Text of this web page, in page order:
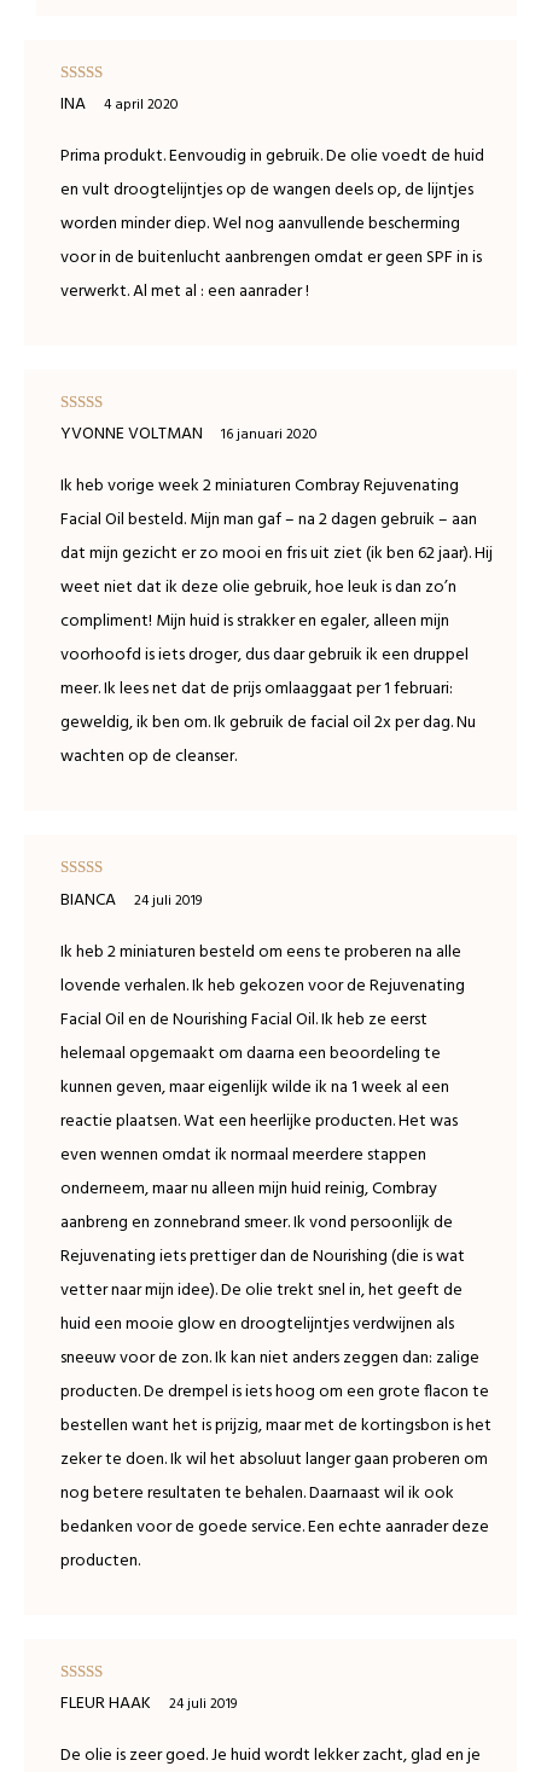
Waardering
5 uit 5
INA 4 april 2020
Prima produkt. Eenvoudig in gebruik. De olie voedt de huid
en vult droogtelijntjes op de wangen deels op, de lijntjes
worden minder diep. Wel nog aanvullende bescherming
voor in de buitenlucht aanbrengen omdat er geen SPF in is
verwerkt. Al met al : een aanrader !
Waardering
5 uit 5
YVONNE VOLTMAN 16 januari 2020
Ik heb vorige week 2 miniaturen Combray Rejuvenating
Facial Oil besteld. Mijn man gaf – na 2 dagen gebruik – aan
dat mijn gezicht er zo mooi en fris uit ziet (ik ben 62 jaar). Hij
weet niet dat ik deze olie gebruik, hoe leuk is dan zo’n
compliment! Mijn huid is strakker en egaler, alleen mijn
voorhoofd is iets droger, dus daar gebruik ik een druppel
meer. Ik lees net dat de prijs omlaaggaat per 1 februari:
geweldig, ik ben om. Ik gebruik de facial oil 2x per dag. Nu
wachten op de cleanser.
Waardering
5uit 5
BIANCA 24 juli 2019
Ik heb 2 miniaturen besteld om eens te proberen na alle
lovende verhalen. Ik heb gekozen voor de Rejuvenating
Facial Oil en de Nourishing Facial Oil. Ik heb ze eerst
helemaal opgemaakt om daarna een beoordeling te
kunnen geven, maar eigenlijk wilde ik na 1 week al een
reactie plaatsen. Wat een heerlijke producten. Het was
even wennen omdat ik normaal meerdere stappen
onderneem, maar nu alleen mijn huid reinig, Combray
aanbreng en zonnebrand smeer. Ik vond persoonlijk de
Rejuvenating iets prettiger dan de Nourishing (die is wat
vetter naar mijn idee). De olie trekt snel in, het geeft de
huid een mooie glow en droogtelijntjes verdwijnen als
sneeuw voor de zon. Ik kan niet anders zeggen dan: zalige
producten. De drempel is iets hoog om een grote flacon te
bestellen want het is prijzig, maar met de kortingsbon is het
zeker te doen. Ik wil het absoluut langer gaan proberen om
nog betere resultaten te behalen. Daarnaast wil ik ook
bedanken voor de goede service. Een echte aanrader deze
producten.
Waardering
5 uit 5
FLEUR HAAK 24 juli 2019
De olie is zeer goed. Je huid wordt lekker zacht, glad en je